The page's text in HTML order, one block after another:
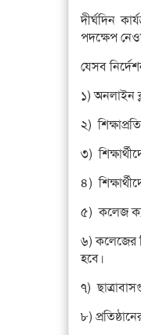
দীর্ঘদিন
পদক্ষেপ
যেসব
১) অনলাইন
২)
৩)
৪)
৫) কলেজ
৬) কলেজের
হবে।
৭)
৮)